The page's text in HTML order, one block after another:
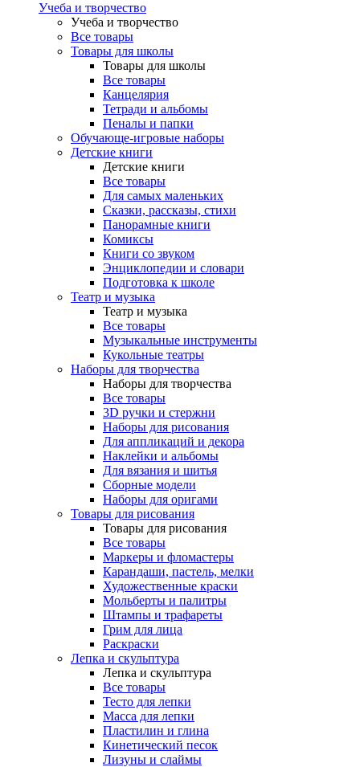
Учеба и творчество
Учеба и творчество
Все товары
Товары для школы
Товары для школы
Все товары
Канцелярия
Тетради и альбомы
Пеналы и папки
Обучающе-игровые наборы
Детские книги
Детские книги
Все товары
Для самых маленьких
Сказки, рассказы, стихи
Панорамные книги
Комиксы
Книги со звуком
Энциклопедии и словари
Подготовка к школе
Театр и музыка
Театр и музыка
Все товары
Музыкальные инструменты
Кукольные театры
Наборы для творчества
Наборы для творчества
Все товары
3D ручки и стержни
Наборы для рисования
Для аппликаций и декора
Наклейки и альбомы
Для вязания и шитья
Сборные модели
Наборы для оригами
Товары для рисования
Товары для рисования
Все товары
Маркеры и фломастеры
Карандаши, пастель, мелки
Художественные краски
Мольберты и палитры
Штампы и трафареты
Грим для лица
Раскраски
Лепка и скульптура
Лепка и скульптура
Все товары
Тесто для лепки
Масса для лепки
Пластилин и глина
Кинетический песок
Лизуны и слаймы